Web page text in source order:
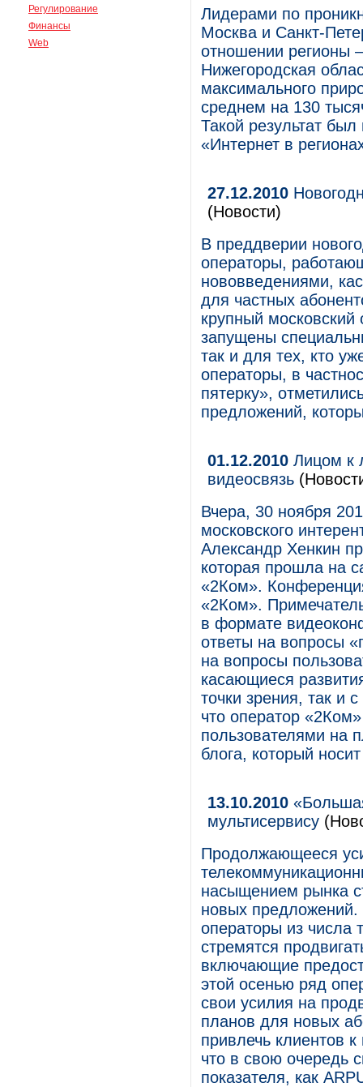
Регулирование
Финансы
Web
Лидерами по
Москва и Санкт-
отношении регионы
Нижегородская
максимального
среднем на 130
Такой результат
«Интернет в
27.12.2010
(Новости)
В преддверии
операторы,
нововведениями,
для частных
крупный
запущены
так и для тех, кто
операторы, в
пятерку»,
предложений,
01.12.2010 Лицом к
видеосвязь
Вчера, 30 ноября
московского
Александр Хенкин
которая прошла на
«2Ком».
«2Ком».
в формате
ответы на вопросы
на вопросы
касающиеся
точки зрения, так и
что оператор
пользователями на
блога, который
13.10.2010
мультисервису
Продолжающееся
насыщением рынка
новых предложений.
операторы из числа
стремятся
включающие
этой осенью ряд
свои усилия на
планов для новых
привлечь клиентов
что в свою очередь
показателя, как